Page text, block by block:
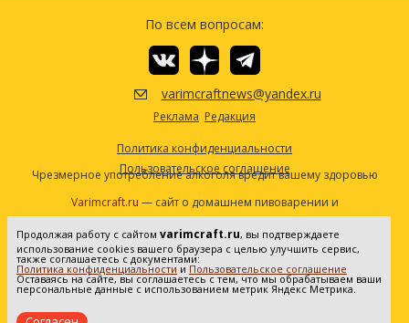
По всем вопросам:
varimcraftnews@yandex.ru
Реклама Редакция
Политика конфиденциальности
Пользовательское соглашение
Чрезмерное употребление алкоголя вредит вашему здоровью
Varimcraft.ru — сайт о домашнем пивоварении и
самогоноварении.
Сетевое издание «Варимкрафт». Зарегистрировано в
Федеральной службе по надзору в сфере связи, информационных
технологий и массовых коммуникаций (Роскомнадзор). Реестровая
запись ЭЛ No ФС77-80936 от 25.05.2021. Все права защищены. 16+
Продолжая работу с сайтом varimcraft.ru, вы подтверждаете
использование cookies вашего браузера с целью улучшить сервис,
также соглашаетесь с документами:
Политика конфиденциальности и Пользовательское соглашение
Оставаясь на сайте, вы соглашаетесь с тем, что мы обрабатываем ваши
персональные данные с использованием метрик Яндекс Метрика.